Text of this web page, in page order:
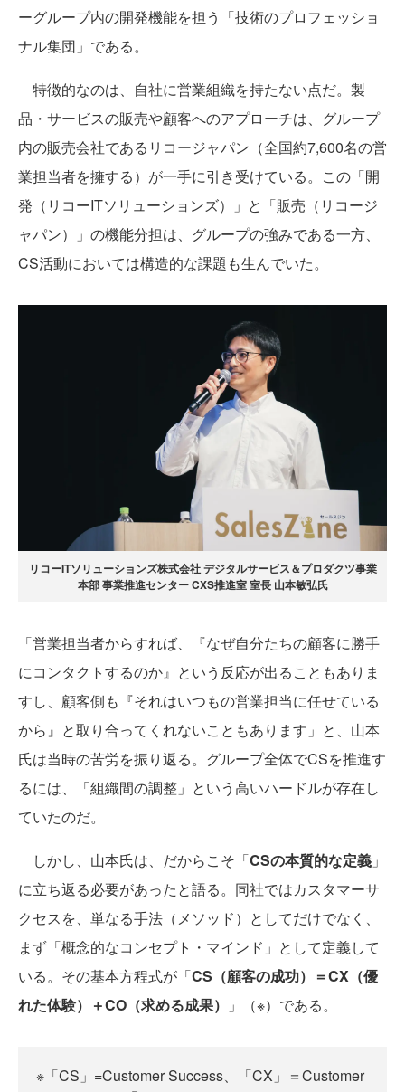
ーグループ内の開発機能を担う「技術のプロフェッショ
ナル集団」である。
特徴的なのは、自社に営業組織を持たない点だ。製
品・サービスの販売や顧客へのアプローチは、グループ
内の販売会社であるリコージャパン（全国約7,600名の営
業担当者を擁する）が一手に引き受けている。この「開
発（リコーITソリューションズ）」と「販売（リコージ
ャパン）」の機能分担は、グループの強みである一方、
CS活動においては構造的な課題も生んでいた。
リコーITソリューションズ株式会社 デジタルサービス＆プロダクツ事業
本部 事業推進センター CXS推進室 室長 山本敏弘氏
「営業担当者からすれば、『なぜ自分たちの顧客に勝手
にコンタクトするのか』という反応が出ることもありま
すし、顧客側も『それはいつもの営業担当に任せている
から』と取り合ってくれないこともあります」と、山本
氏は当時の苦労を振り返る。グループ全体でCSを推進す
るには、「組織間の調整」という高いハードルが存在し
ていたのだ。
しかし、山本氏は、だからこそ「CSの本質的な定義 」
に立ち返る必要があったと語る。同社ではカスタマーサ
クセスを、単なる手法（メソッド）としてだけでなく、
まず「概念的なコンセプト・マインド」として定義して
いる。その基本方程式が「CS（顧客の成功）＝CX（優
れた体験）＋CO（求める成果）
」（※）である。
※「CS」=Customer Success、「CX」＝Customer